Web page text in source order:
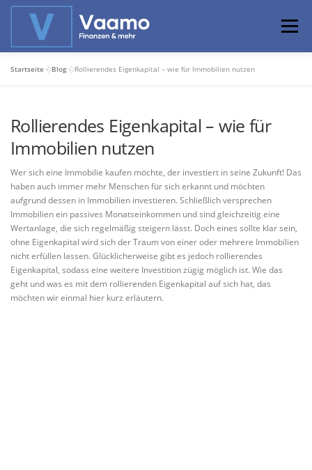
Zum
Menü
PROFIWISSEN ALTERSVORSORGE
PRIVATIER WERDEN
Startseite »Blog »Rollierendes Eigenkapital – wie für Immobilien nutzen
Rollierendes Eigenkapital – wie für
Immobilien nutzen
Wer sich eine Immobilie kaufen möchte, der investiert in seine Zukunft! Das
haben auch immer mehr Menschen für sich erkannt und möchten
aufgrund dessen in Immobilien investieren. Schließlich versprechen
Immobilien ein passives Monatseinkommen und sind gleichzeitig eine
Wertanlage, die sich regelmäßig steigern lässt. Doch eines sollte klar sein,
ohne Eigenkapital wird sich der Traum von einer oder mehrere Immobilien
nicht erfüllen lassen. Glücklicherweise gibt es jedoch rollierendes
Eigenkapital, sodass eine weitere Investition zügig möglich ist. Wie das
geht und was es mit dem rollierenden Eigenkapital auf sich hat, das
möchten wir einmal hier kurz erläutern.